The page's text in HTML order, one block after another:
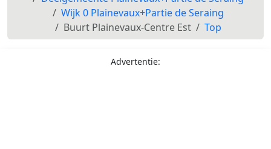
Wijk 0 Plainevaux+Partie de Seraing
Buurt Plainevaux-Centre Est
Top
Advertentie: